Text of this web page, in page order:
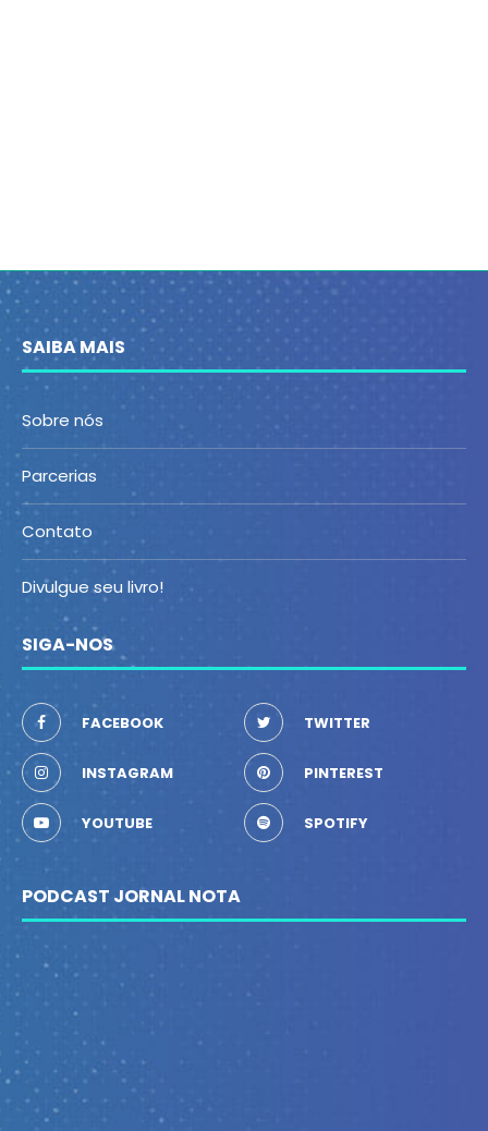
SAIBA MAIS
Sobre nós
Parcerias
Contato
Divulgue seu livro!
SIGA-NOS
FACEBOOK TWITTER
INSTAGRAM PINTEREST
YOUTUBE SPOTIFY
PODCAST JORNAL NOTA